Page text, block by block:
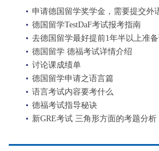
申请德国留学奖学金，需要提交外
德国留学TestDaF考试报考指南
去德国留学最好提前1年半以上准
德国留学 德福考试详情介绍
讨论课成绩单
德国留学申请之语言篇
语言考试内容要考什么
德福考试指导秘诀
新GRE考试 三角形方面的考题分析